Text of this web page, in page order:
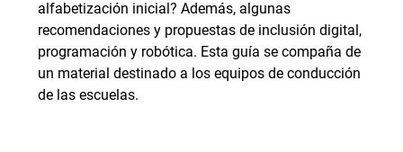
alfabetización inicial? Además, algunas
recomendaciones y propuestas de inclusión digital,
programación y robótica. Esta guía se compaña de
un material destinado a los equipos de conducción
de las escuelas.